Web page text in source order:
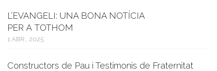
L’EVANGELI: UNA BONA NOTÍCIA
PER A TOTHOM
1 ABR., 2025
Constructors de Pau i Testimonis de Fraternitat